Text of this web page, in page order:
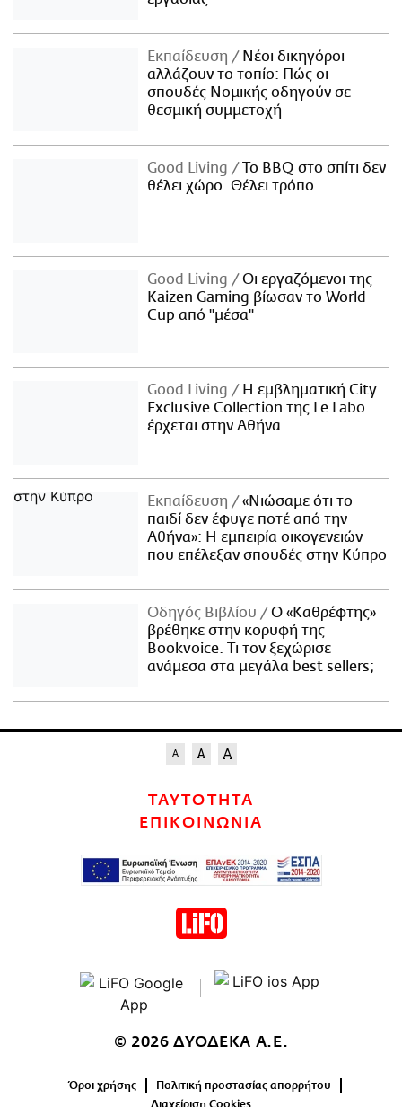
Εκπαίδευση
Νέοι δικηγόροι
αλλάζουν το τοπίο: Πώς οι
σπουδές Νομικής οδηγούν σε
θεσμική συμμετοχή
Good Living
Το BBQ στο σπίτι δεν
θέλει χώρο. Θέλει τρόπο.
Good Living
Οι εργαζόμενοι της
Kaizen Gaming βίωσαν το World
Cup από "μέσα"
Good Living
Η εμβληματική City
Exclusive Collection της Le Labo
έρχεται στην Αθήνα
Εκπαίδευση
«Νιώσαμε ότι το
παιδί δεν έφυγε ποτέ από την
Αθήνα»: Η εμπειρία οικογενειών
που επέλεξαν σπουδές στην Κύπρο
Οδηγός Βιβλίου
Ο «Καθρέφτης»
βρέθηκε στην κορυφή της
Bookvoice. Τι τον ξεχώρισε
ανάμεσα στα μεγάλα best sellers;
ΤΑΥΤΟΤΗΤΑ
ΕΠΙΚΟΙΝΩΝΙΑ
© 2026 ΔΥΟΔΕΚΑ Α.Ε.
Όροι χρήσης
Πολιτική προστασίας απορρήτου
Διαχείριση Cookies